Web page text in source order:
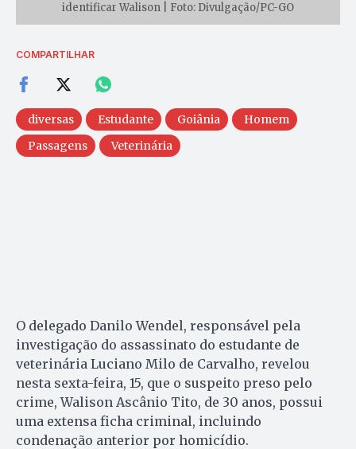
identificar Walison | Foto: Divulgação/PC-GO
COMPARTILHAR
diversas Estudante Goiânia
Homem
Passagens
Veterinária
O delegado Danilo Wendel, responsável pela
investigação do assassinato do estudante de
veterinária Luciano Milo de Carvalho, revelou
nesta sexta-feira, 15, que o suspeito preso pelo
crime, Walison Ascânio Tito, de 30 anos, possui
uma extensa ficha criminal, incluindo
condenação anterior por homicídio.